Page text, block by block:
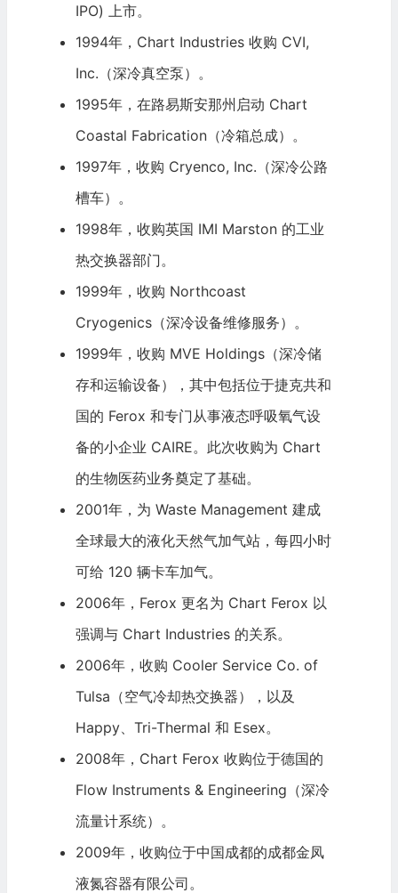
IPO) 上市。
1994年，Chart Industries 收购 CVI,
Inc.（深冷真空泵）。
1995年，在路易斯安那州启动 Chart
Coastal Fabrication（冷箱总成）。
1997年，收购 Cryenco, Inc.（深冷公路
槽车）。
1998年，收购英国 IMI Marston 的工业
热交换器部门。
1999年，收购 Northcoast
Cryogenics（深冷设备维修服务）。
1999年，收购 MVE Holdings（深冷储
存和运输设备），其中包括位于捷克共和
国的 Ferox 和专门从事液态呼吸氧气设
备的小企业 CAIRE。此次收购为 Chart
的生物医药业务奠定了基础。
2001年，为 Waste Management 建成
全球最大的液化天然气加气站，每四小时
可给 120 辆卡车加气。
2006年，Ferox 更名为 Chart Ferox 以
强调与 Chart Industries 的关系。
2006年，收购 Cooler Service Co. of
Tulsa（空气冷却热交换器），以及
Happy、Tri-Thermal 和 Esex。
2008年，Chart Ferox 收购位于德国的
Flow Instruments & Engineering（深冷
流量计系统）。
2009年，收购位于中国成都的成都金凤
液氮容器有限公司。